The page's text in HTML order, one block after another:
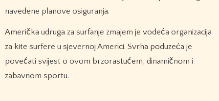
navedene planove osiguranja.
Američka udruga za surfanje zmajem je vodeća organizacija
za kite surfere u sjevernoj Americi. Svrha poduzeća je
povećati svijest o ovom brzorastućem, dinamičnom i
zabavnom sportu.